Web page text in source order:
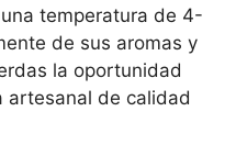
temperatura de 4-
de sus aromas y
la oportunidad
artesanal de calidad